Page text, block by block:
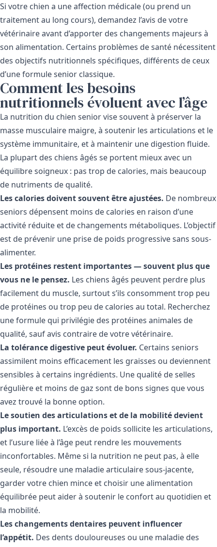
Si votre chien a une affection médicale (ou prend un
traitement au long cours), demandez l’avis de votre
vétérinaire avant d’apporter des changements majeurs à
son alimentation. Certains problèmes de santé nécessitent
des objectifs nutritionnels spécifiques, différents de ceux
d’une formule senior classique.
Comment les besoins
nutritionnels évoluent avec l’âge
La nutrition du chien senior vise souvent à préserver la
masse musculaire maigre, à soutenir les articulations et le
système immunitaire, et à maintenir une digestion fluide.
La plupart des chiens âgés se portent mieux avec un
équilibre soigneux : pas trop de calories, mais beaucoup
de nutriments de qualité.
Les calories doivent souvent être ajustées. De nombreux
seniors dépensent moins de calories en raison d’une
activité réduite et de changements métaboliques. L’objectif
est de prévenir une prise de poids progressive sans sous-
alimenter.
Les protéines restent importantes — souvent plus que
vous ne le pensez. Les chiens âgés peuvent perdre plus
facilement du muscle, surtout s’ils consomment trop peu
de protéines ou trop peu de calories au total. Recherchez
une formule qui privilégie des protéines animales de
qualité, sauf avis contraire de votre vétérinaire.
La tolérance digestive peut évoluer. Certains seniors
assimilent moins efficacement les graisses ou deviennent
sensibles à certains ingrédients. Une qualité de selles
régulière et moins de gaz sont de bons signes que vous
avez trouvé la bonne option.
Le soutien des articulations et de la mobilité devient
plus important. L’excès de poids sollicite les articulations,
et l’usure liée à l’âge peut rendre les mouvements
inconfortables. Même si la nutrition ne peut pas, à elle
seule, résoudre une maladie articulaire sous-jacente,
garder votre chien mince et choisir une alimentation
équilibrée peut aider à soutenir le confort au quotidien et
la mobilité.
Les changements dentaires peuvent influencer
l’appétit. Des dents douloureuses ou une maladie des